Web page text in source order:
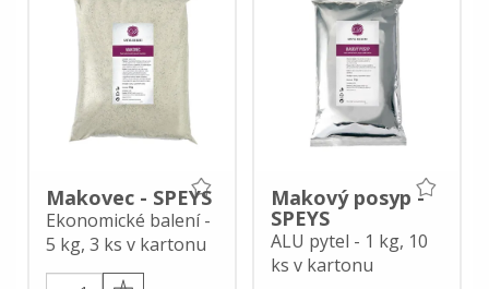
Makovec - SPEYS
Ekonomické balení -
5 kg, 3 ks v kartonu
Makový posyp -
SPEYS
ALU pytel - 1 kg, 10
ks v kartonu